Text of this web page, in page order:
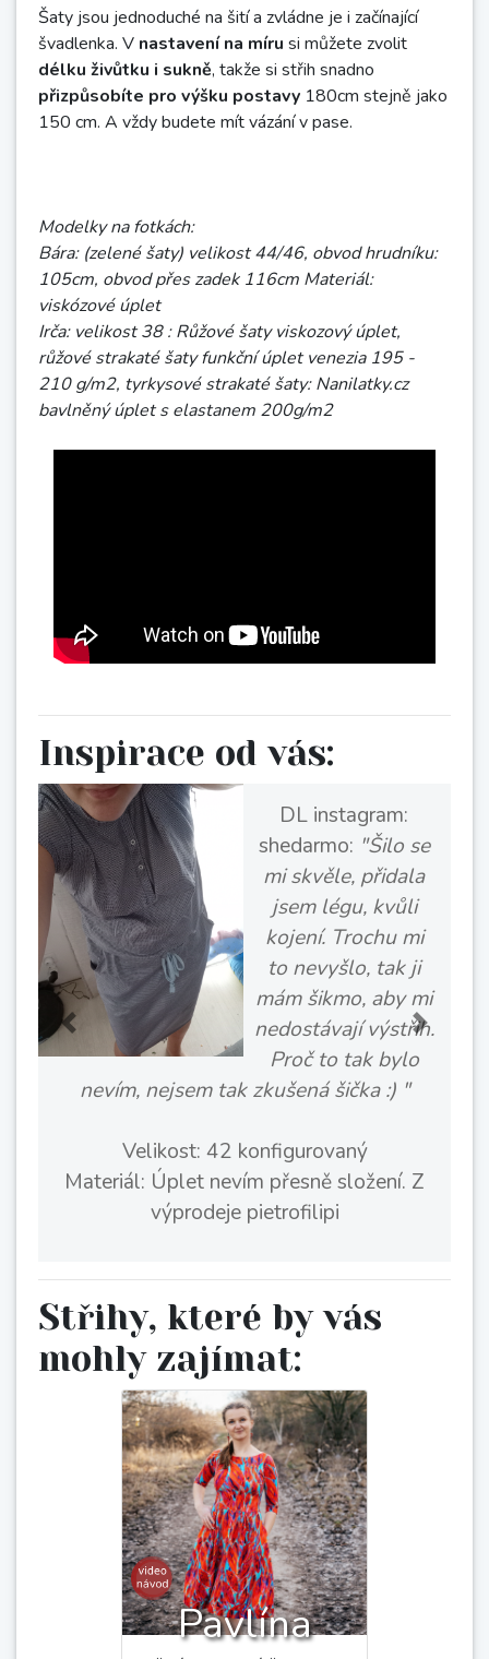
Šaty jsou jednoduché na šití a zvládne je i začínající
švadlenka. V nastavení na míru si můžete zvolit
délku živůtku i sukně, takže si střih snadno
přizpůsobíte pro výšku postavy 180cm stejně jako
150 cm. A vždy budete mít vázání v pase.
Modelky na fotkách:
Bára: (zelené šaty) velikost 44/46, obvod hrudníku:
105cm, obvod přes zadek 116cm Materiál:
viskózové úplet
Irča: velikost 38 : Růžové šaty viskozový úplet,
růžové strakaté šaty funkční úplet venezia 195 -
210 g/m2, tyrkysové strakaté šaty: Nanilatky.cz
bavlněný úplet s elastanem 200g/m2
Inspirace od vás:
Monika :"Predĺžila
som o 5cm zivotik
aj sukňu lebo
meriam 183 cm,ale
ten zivotik som ani
tolko nemusela asi.
Skusila som
kombináciu 2
farieb,a som
spokojná. Rukávy som našila a skratila,
lebo mam sirsie plecia."
Velikost: 38 predĺžená
Previous
Střihy, které by vás
mohly zajímat: